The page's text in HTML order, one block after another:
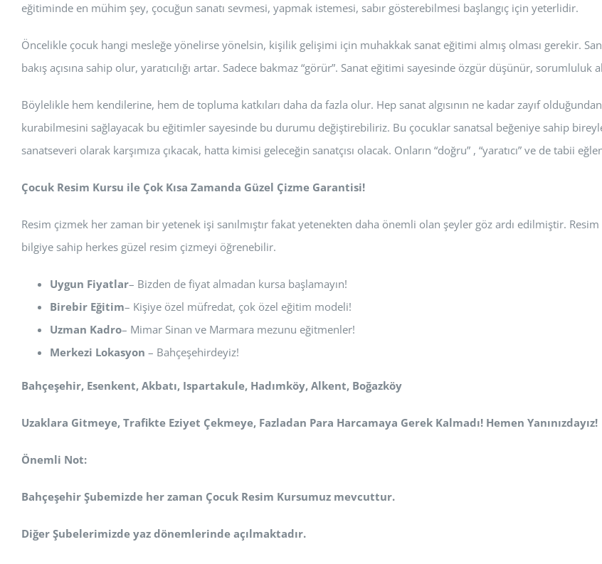
eğitiminde en mühim şey, çocuğun sanatı sevmesi, yapmak istemesi, sabır gösterebilmesi başlangıç için yeterlidir.
Öncelikle çocuk hangi mesleğe yönelirse yönelsin, kişilik gelişimi için muhakkak sanat eğitimi almış olması gerekir.
bakış açısına sahip olur, yaratıcılığı artar. Sadece bakmaz “görür”. Sanat eğitimi sayesinde özgür düşünür,
Böylelikle hem kendilerine, hem de topluma katkıları daha da fazla olur. Hep sanat algısının ne kadar zayıf
kurabilmesini sağlayacak bu eğitimler sayesinde bu durumu değiştirebiliriz. Bu çocuklar sanatsal beğeniye sahip
sanatseveri olarak karşımıza çıkacak, hatta kimisi geleceğin sanatçısı olacak. Onların “doğru” , “yaratıcı” ve de tabii
Çocuk Resim Kursu ile Çok Kısa Zamanda Güzel Çizme Garantisi!
Resim çizmek her zaman bir yetenek işi sanılmıştır fakat yetenekten daha önemli olan şeyler göz ardı edilmiştir.
bilgiye sahip herkes güzel resim çizmeyi öğrenebilir.
Uygun Fiyatlar– Bizden de fiyat almadan kursa başlamayın!
Birebir Eğitim– Kişiye özel müfredat, çok özel eğitim modeli!
Uzman Kadro– Mimar Sinan ve Marmara mezunu eğitmenler!
Merkezi Lokasyon – Bahçeşehirdeyiz!
Bahçeşehir, Esenkent, Akbatı, Ispartakule, Hadımköy, Alkent, Boğazköy
Uzaklara Gitmeye, Trafikte Eziyet Çekmeye, Fazladan Para Harcamaya Gerek Kalmadı! Hemen Yanınızdayız!
Önemli Not:
Bahçeşehir Şubemizde her zaman Çocuk Resim Kursumuz mevcuttur.
Diğer Şubelerimizde yaz dönemlerinde açılmaktadır.